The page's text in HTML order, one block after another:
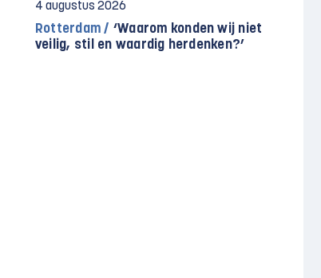
4 augustus 2026
Rotterdam / ‘Waarom konden wij niet
veilig, stil en waardig herdenken?’